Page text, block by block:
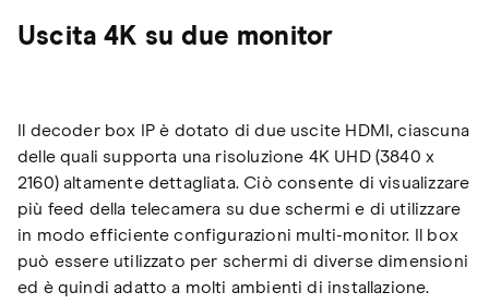
Uscita 4K su due monitor
Il decoder box IP è dotato di due uscite HDMI, ciascuna
delle quali supporta una risoluzione 4K UHD (3840 x
2160) altamente dettagliata. Ciò consente di visualizzare
più feed della telecamera su due schermi e di utilizzare
in modo efficiente configurazioni multi-monitor. Il box
può essere utilizzato per schermi di diverse dimensioni
ed è quindi adatto a molti ambienti di installazione.